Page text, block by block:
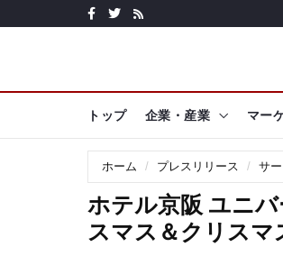
トップ 企業・産業 マー
ホーム プレスリリース サ
ホテル京阪 ユニ
スマス＆クリスマ